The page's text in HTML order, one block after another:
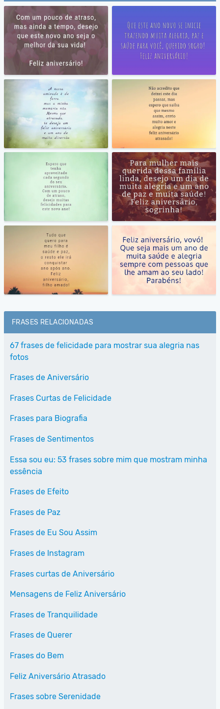
FRASES RELACIONADAS
67 frases de felicidade para mostrar sua alegria nas
fotos
Frases de Aniversário
Frases Curtas de Felicidade
Frases para Biografia
Frases de Sentimentos
Essa sou eu: 53 frases sobre mim que mostram minha
essência
Frases de Efeito
Frases de Paz
Frases de Eu Sou Assim
Frases de Instagram
Frases curtas de Aniversário
Mensagens de Feliz Aniversário
Frases de Tranquilidade
Frases de Querer
Frases do Bem
Feliz Aniversário Atrasado
Frases sobre Serenidade